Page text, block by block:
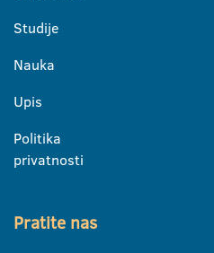
Studije
Nauka
Upis
Politika
privatnosti
Pratite nas